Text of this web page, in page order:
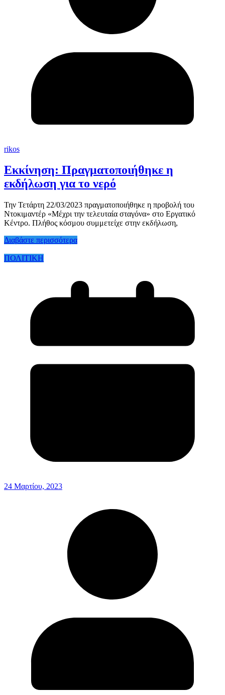
rikos
Εκκίνηση: Πραγματοποιήθηκε η
εκδήλωση για το νερό
Την Τετάρτη 22/03/2023 πραγματοποιήθηκε η προβολή του
Ντοκιμαντέρ «Μέχρι την τελευταία σταγόνα» στο Εργατικό
Κέντρο. Πλήθος κόσμου συμμετείχε στην εκδήλωση,
Διαβάστε περισσότερα
ΠΟΛΙΤΙΚΗ
24 Μαρτίου, 2023